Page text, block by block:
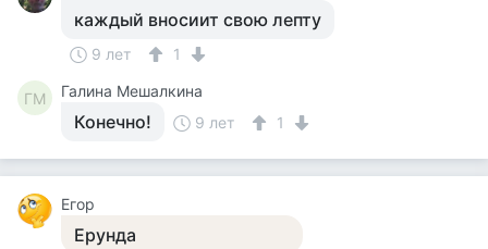
каждый вносиит свою лепту
9 лет 1
ГМ Галина Мешалкина
Конечно! 9 лет 1
Егор
Ерунда